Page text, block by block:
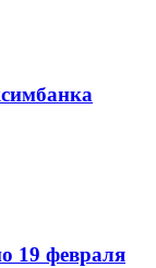
19 февраля